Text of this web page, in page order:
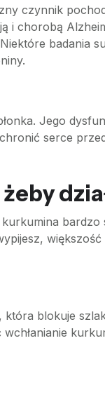
czynnik
i chorobą
badania
Jego
serce
bardzo
blokuje